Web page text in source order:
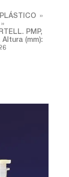
PMP,
(mm):